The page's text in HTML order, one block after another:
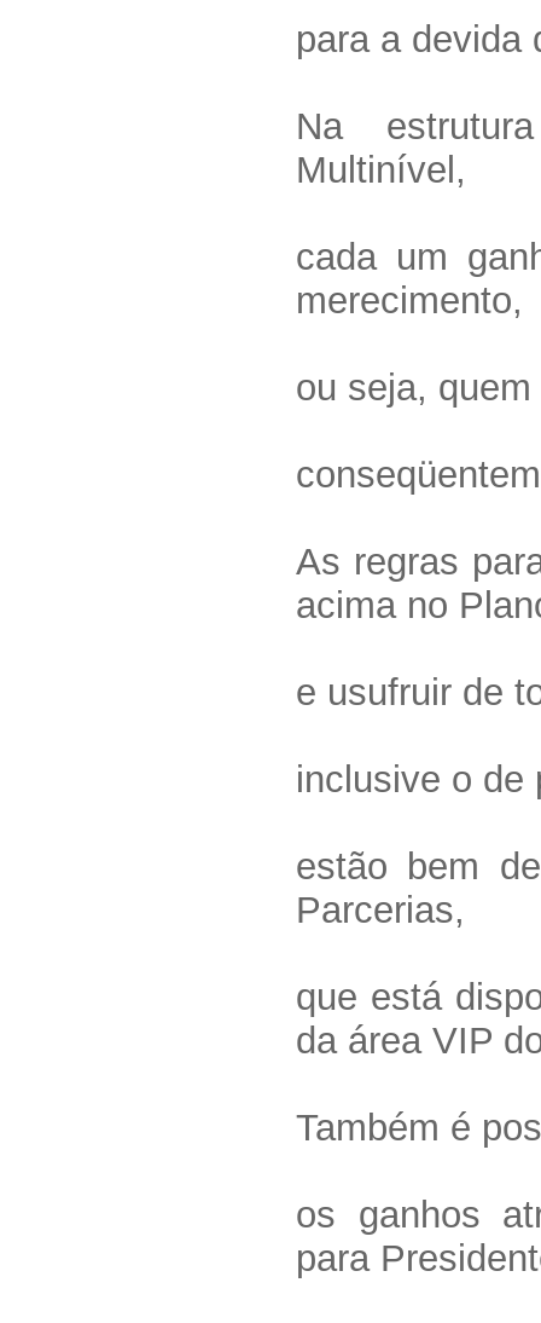
para a devida
Na
Multinível,
cada um
merecimento,
ou seja,
As regras
acima no
e usufruir de
inclusive o de
estão bem
Parcerias,
que está
da área VIP
Também é
os ganhos
para